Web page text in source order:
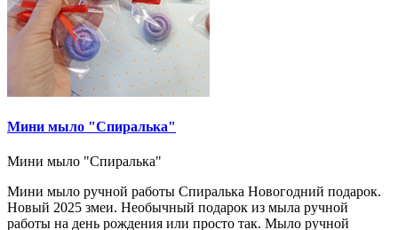
Мини мыло "Спиралька"
Мини мыло "Спиралька"
Мини мыло ручной работы Спиралька Новогодний подарок.
Новый 2025 змеи. Необычный подарок из мыла ручной
работы на день рождения или просто так. Мыло ручной